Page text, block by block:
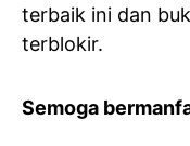
terbaik ini dan
terblokir.
Semoga